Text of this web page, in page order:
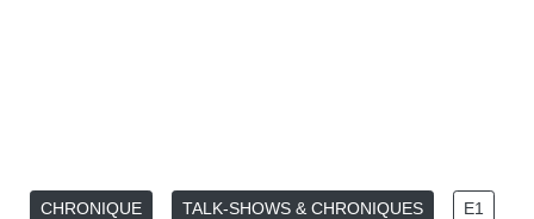
CHRONIQUE TALK-SHOWS & CHRONIQUES E1